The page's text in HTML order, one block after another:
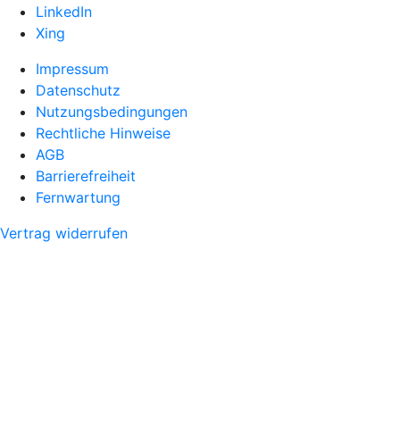
LinkedIn
Xing
Impressum
Datenschutz
Nutzungsbedingungen
Rechtliche Hinweise
AGB
Barrierefreiheit
Fernwartung
Vertrag widerrufen